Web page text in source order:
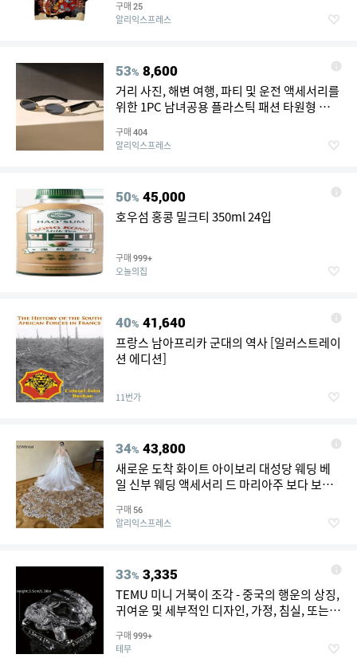
구매 25
알리익스프레스
53% 8,600
거리 사진, 해변 여행, 파티 및 운전 액세서리를
위한 1PC 남녀공용 플라스틱 패션 타원형 선글
구매 404
알리익스프레스
50% 45,000
호우섬 홍콩 밀크티 350ml 24입
구매 999+
오늘의집
40% 41,640
프랑스 남아프리카 군대의 역사 [일러스트레이
션 에디션]
11번가
34% 43,800
새로운 도착 화이트 아이보리 대성당 웨딩 베
일 신부 웨딩 액세서리 드 마리아주 보다 보일
구매 56
알리익스프레스
33% 3,335
TEMU 미니 거북이 조각 - 중국의 행운의 상징,
귀여운 및 세부적인 디자인, 가정, 침실, 또는
스타일 | 돌 재질, 거북이 장식
구매 999+
테무